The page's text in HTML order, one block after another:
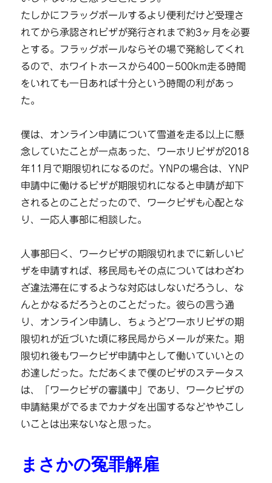
たしかにフラッグポールするより便利だけど受理さ
れてから承認されビザが発行されまで約3ヶ月を必要
とする。フラッグポールならその場で発給してくれ
るので、ホワイトホースから400−500km走る時間
をいれても一日あれば十分という時間の利があっ
た。
僕は、オンライン申請について雪道を走る以上に懸
念していたことが一点あった、ワーホリビザが2018
年11月で期限切れになるのだ。YNPの場合は、YNP
申請中に働けるビザが期限切れになると申請が却下
されるとのことだったので、ワークビザも心配とな
り、一応人事部に相談した。
人事部曰く、ワークビザの期限切れまでに新しいビ
ザを申請すれば、移民局もその点についてはわざわ
ざ違法滞在にするような対応はしないだろうし、な
んとかなるだろうとのことだった。彼らの言う通
り、オンライン申請し、ちょうどワーホリビザの期
限切れが近づいた頃に移民局からメールが来た。期
限切れ後もワークビザ申請中として働いていいとの
お達しだった。ただあくまで僕のビザのステータス
は、「ワークビザの審議中」であり、ワークビザの
申請結果がでるまでカナダを出国するなどややこし
いことは出来ないなと思った。
まさかの冤罪解雇